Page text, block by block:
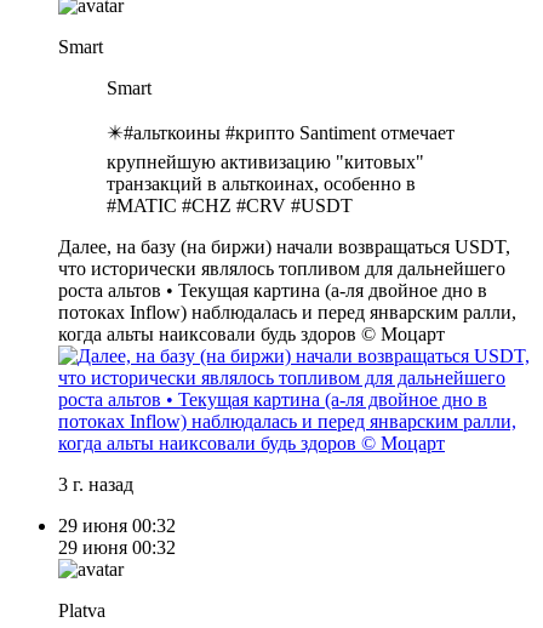
Smart
Smart
✴️#альткоины #крипто Santiment отмечает
крупнейшую активизацию "китовых"
транзакций в альткоинах, особенно в
#MATIC #CHZ #CRV #USDT
Далее, на базу (на биржи) начали возвращаться USDT,
что исторически являлось топливом для дальнейшего
роста альтов • Текущая картина (а-ля двойное дно в
потоках Inflow) наблюдалась и перед январским ралли,
когда альты наиксовали будь здоров © Моцарт
3 г. назад
29 июня 00:32
29 июня 00:32
Platva